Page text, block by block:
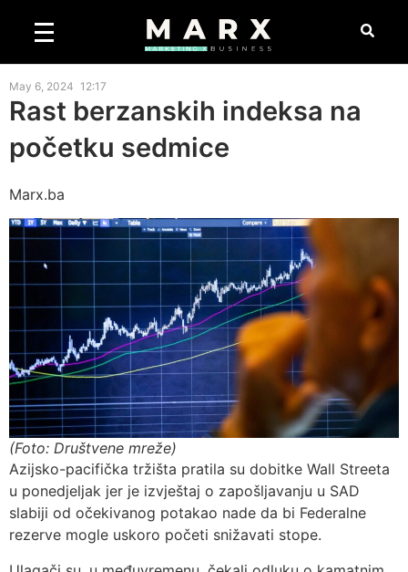
May 6, 2024 12:17
Rast berzanskih indeksa na
početku sedmice
Marx.ba
(Foto: Društvene mreže)
Azijsko-pacifička tržišta pratila su dobitke Wall Streeta
u ponedjeljak jer je izvještaj o zapošljavanju u SAD
slabiji od očekivanog potakao nade da bi Federalne
rezerve mogle uskoro početi snižavati stope.